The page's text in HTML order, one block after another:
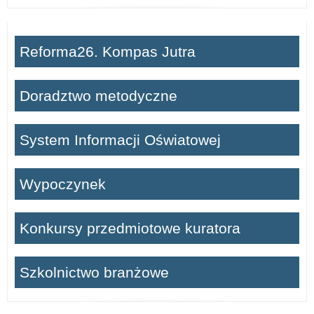
Reforma26. Kompas Jutra
Doradztwo metodyczne
System Informacji Oświatowej
Wypoczynek
Konkursy przedmiotowe kuratora
Szkolnictwo branżowe